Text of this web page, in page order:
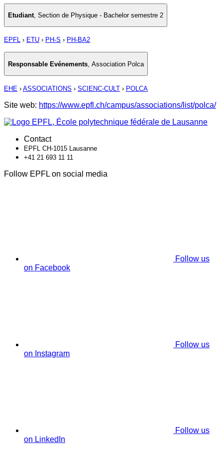
Etudiant, Section de Physique - Bachelor semestre 2
EPFL › ETU › PH-S › PH-BA2
Responsable Evénements Association Polca
EHE › ASSOCIATIONS › SCIENC-CULT › POLCA
Site web: https://www.epfl.ch/campus/associations/list/polca/
Contact
EPFL CH-1015 Lausanne
+41 21 693 11 11
Follow EPFL on social media
Follow us
on Facebook
Follow us
on Instagram
Follow us
on LinkedIn